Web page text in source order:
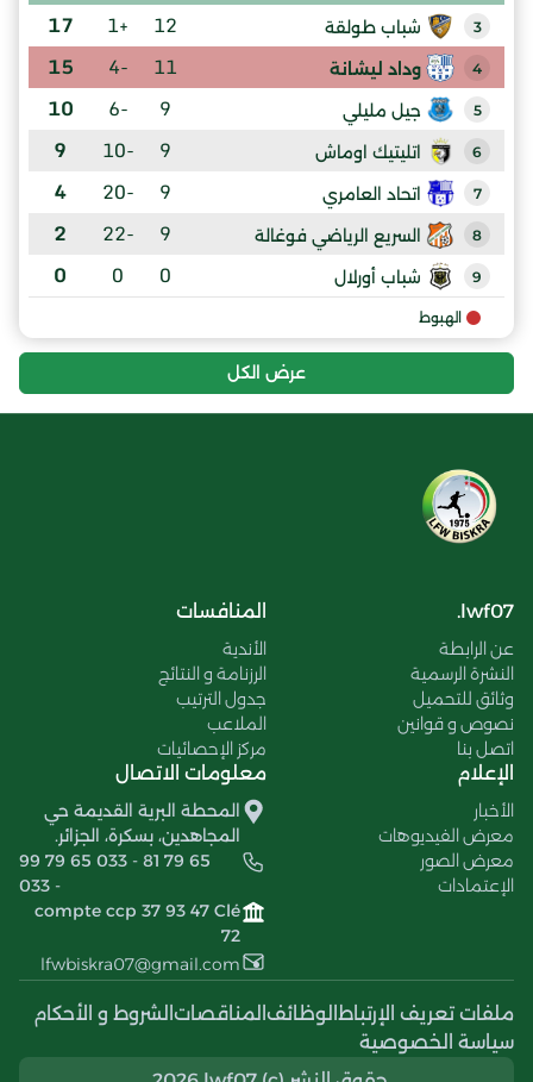
3 شباب طولقة 12
+1
17
4 وداد ليشانة 11
-4
15
5 جيل مليلي 9
-6
10
6 اتليتيك اوماش 9
-10
9
7 اتحاد العامري 9
-20
4
8 السريع الرياضي فوغالة 9
-22
2
9 شباب أورلال 0
0
0
الهبوط
عرض الكل
lwf07.
عن الرابطة
النشرة الرسمية
وثائق للتحميل
نصوص و قوانين
اتصل بنا
المنافسات
الأندية
الرزنامة و النتائج
جدول الترتيب
الملاعب
مركز الإحصائيات
الإعلام
الأخبار
معرض الفيديوهات
معرض الصور
الإعتمادات
معلومات الاتصال
المحطة البرية القديمة حي
المجاهدين، بسكرة، الجزائر.
99 79 65 033 - 81 79 65
033 -
compte ccp 37 93 47 Clé
72
lfwbiskra07@gmail.com
ملفات تعريف الإرتباط الوظائف المناقصات الشروط و الأحكام
سياسة الخصوصية